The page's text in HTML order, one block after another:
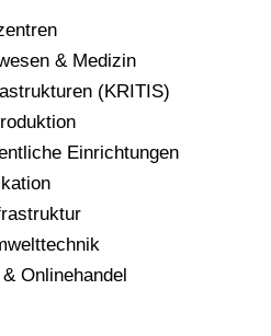
& Medizin
(KRITIS)
Einrichtungen
Onlinehandel